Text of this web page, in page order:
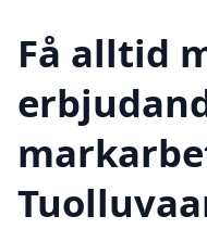
Få alltid